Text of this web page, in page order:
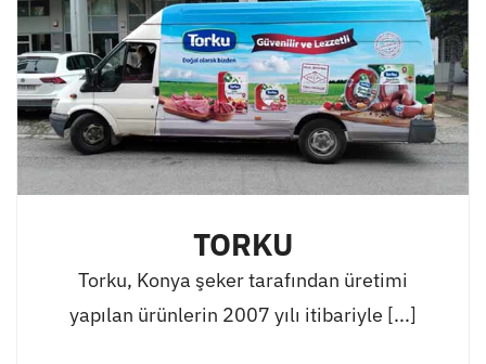
TORKU
Torku, Konya şeker tarafından üretimi
yapılan ürünlerin 2007 yılı itibariyle [...]